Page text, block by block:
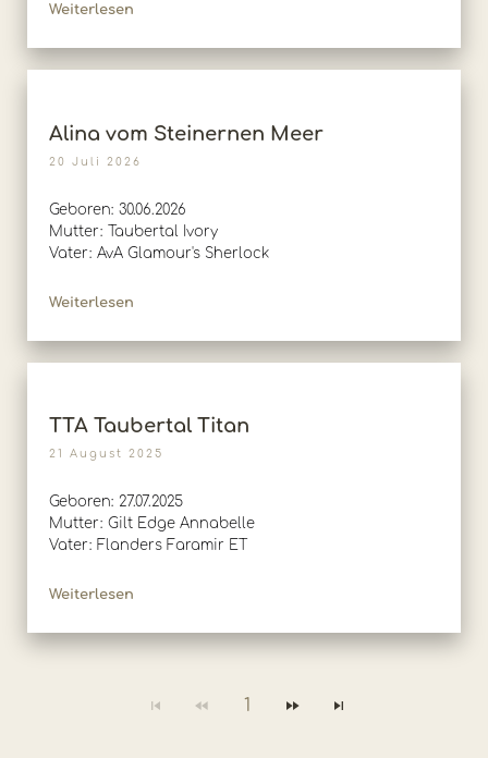
Weiterlesen
Alina vom Steinernen Meer
20 Juli 2026
Geboren: 30.06.2026
Mutter: Taubertal Ivory
Vater: AvA Glamour's Sherlock
Weiterlesen
TTA Taubertal Titan
21 August 2025
Geboren: 27.07.2025
Mutter: Gilt Edge Annabelle
Vater: Flanders Faramir ET
Weiterlesen
1